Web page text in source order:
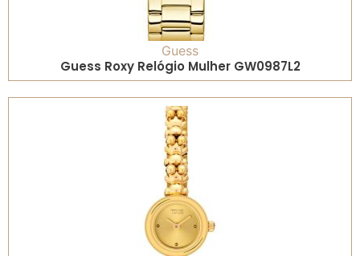
Guess
Guess Roxy Relógio Mulher GW0987L2